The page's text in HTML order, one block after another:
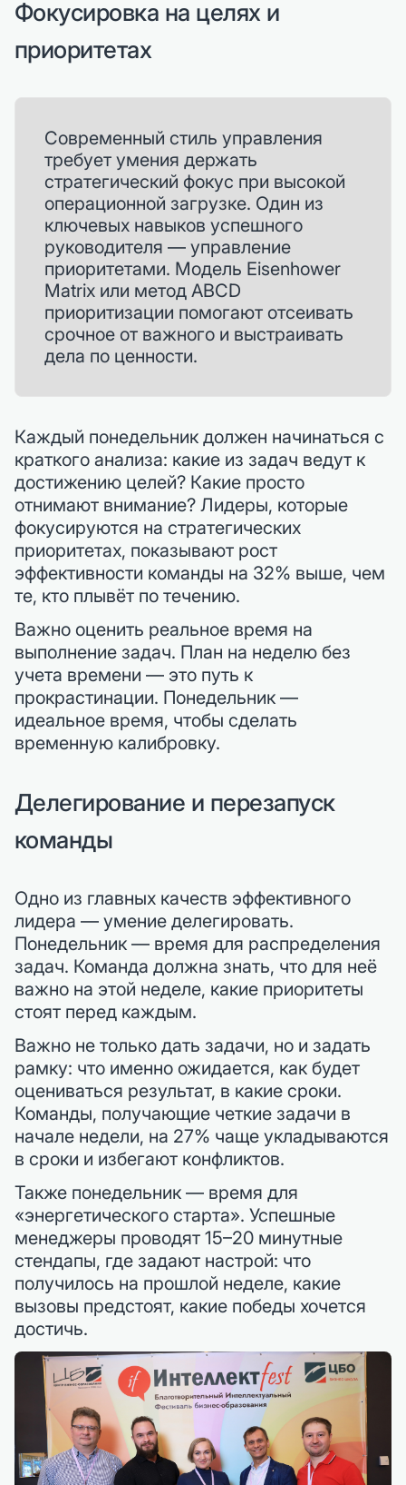
Фокусировка на целях и
приоритетах
Современный стиль управления
требует умения держать
стратегический фокус при высокой
операционной загрузке. Один из
ключевых навыков успешного
руководителя — управление
приоритетами. Модель Eisenhower
Matrix или метод ABCD
приоритизации помогают отсеивать
срочное от важного и выстраивать
дела по ценности.
Каждый понедельник должен начинаться с
краткого анализа: какие из задач ведут к
достижению целей? Какие просто
отнимают внимание? Лидеры, которые
фокусируются на стратегических
приоритетах, показывают рост
эффективности команды на 32% выше, чем
те, кто плывёт по течению.
Важно оценить реальное время на
выполнение задач. План на неделю без
учета времени — это путь к
прокрастинации. Понедельник —
идеальное время, чтобы сделать
временную калибровку.
Делегирование и перезапуск
команды
Одно из главных качеств эффективного
лидера — умение делегировать.
Понедельник — время для распределения
задач. Команда должна знать, что для неё
важно на этой неделе, какие приоритеты
стоят перед каждым.
Важно не только дать задачи, но и задать
рамку: что именно ожидается, как будет
оцениваться результат, в какие сроки.
Команды, получающие четкие задачи в
начале недели, на 27% чаще укладываются
в сроки и избегают конфликтов.
Также понедельник — время для
«энергетического старта». Успешные
менеджеры проводят 15–20 минутные
стендапы, где задают настрой: что
получилось на прошлой неделе, какие
вызовы предстоят, какие победы хочется
достичь.